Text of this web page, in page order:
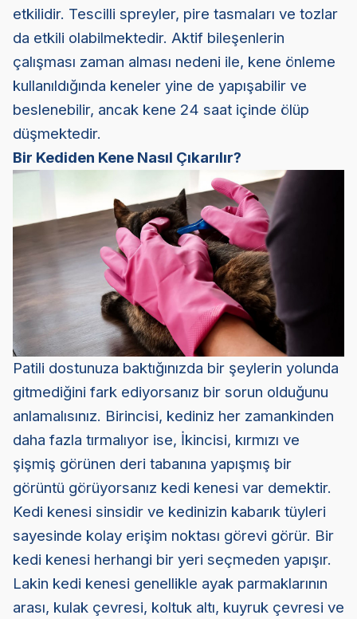
etkilidir. Tescilli spreyler, pire tasmaları ve tozlar
da etkili olabilmektedir. Aktif bileşenlerin
çalışması zaman alması nedeni ile, kene önleme
kullanıldığında keneler yine de yapışabilir ve
beslenebilir, ancak kene 24 saat içinde ölüp
düşmektedir.
Bir Kediden Kene Nasıl Çıkarılır?
Patili dostunuza baktığınızda bir şeylerin yolunda
gitmediğini fark ediyorsanız bir sorun olduğunu
anlamalısınız. Birincisi, kediniz her zamankinden
daha fazla tırmalıyor ise, İkincisi, kırmızı ve
şişmiş görünen deri tabanına yapışmış bir
görüntü görüyorsanız kedi kenesi var demektir.
Kedi kenesi sinsidir ve kedinizin kabarık tüyleri
sayesinde kolay erişim noktası görevi görür. Bir
kedi kenesi herhangi bir yeri seçmeden yapışır.
Lakin kedi kenesi genellikle ayak parmaklarının
arası, kulak çevresi, koltuk altı, kuyruk çevresi ve